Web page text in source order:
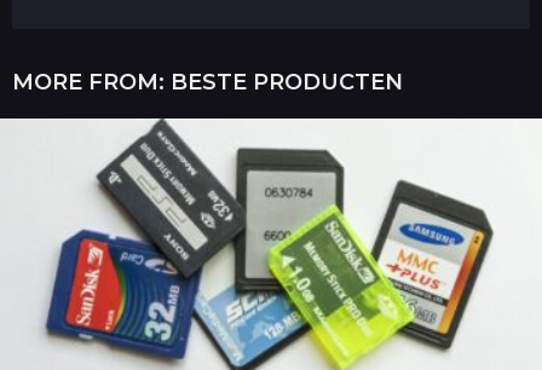
MORE FROM: BESTE PRODUCTEN